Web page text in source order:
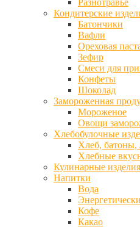
Разнотравье
Кондитерские
Батончики
Вафли
Ореховая
Зефир
Смеси для
Конфеты
Шоколад
Замороженная
Мороженое
Овощи
Хлебобулочные
Хлеб, батоны,
Хлебные
Кулинарные изделия
Напитки
Вода
Кофе
Какао